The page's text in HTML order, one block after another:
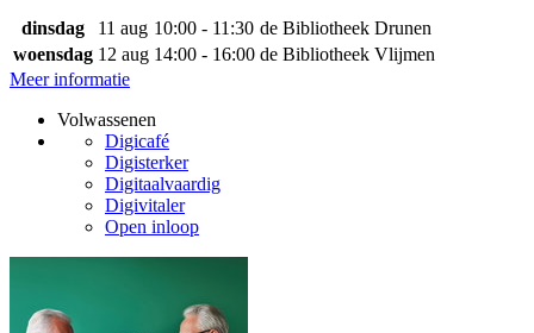
dinsdag 11 aug 10:00 - 11:30 de Bibliotheek Drunen
woensdag 12 aug 14:00 - 16:00 de Bibliotheek Vlijmen
Meer informatie
Volwassenen
Digicafé
Digisterker
Digitaalvaardig
Digivitaler
Open inloop